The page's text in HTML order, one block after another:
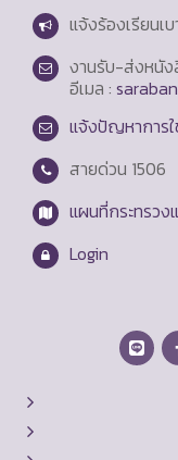
แจ้งร้องเรียนเ
งานรับ-ส่งหนัง
อีเมล :
แจ้งปัญหาการใ
สายด่วน 1506
แผนที่กระทรวง
Login